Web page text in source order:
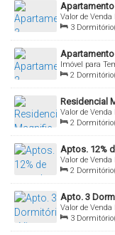
Valor de Venda
Santa
3
Vaga(s)
Imóvel para
Bombinhas,
2
Vaga(s) , Útil:
Residencial
Valor de Venda
Catarina, Brasil
2
Sala(s) , 2
Aptos. 12%
Valor de Venda
Bombinhas,
2
Total: 120.00
Apto. 3
Valor de Venda
Bombinhas,
3
Total: 115.00m²